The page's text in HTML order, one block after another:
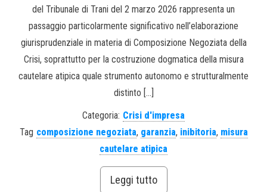
del Tribunale di Trani del 2 marzo 2026 rappresenta un
passaggio particolarmente significativo nell’elaborazione
giurisprudenziale in materia di Composizione Negoziata della
Crisi, soprattutto per la costruzione dogmatica della misura
cautelare atipica quale strumento autonomo e strutturalmente
distinto […]
Categoria: Crisi d'impresa
Tag composizione negoziata, garanzia, inibitoria, misura
cautelare atipica
Leggi tutto